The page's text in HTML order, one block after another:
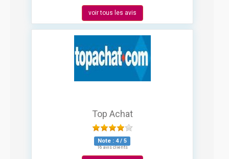
voir tous les avis
Top Achat
Note : 4/ 5
16 avis clients